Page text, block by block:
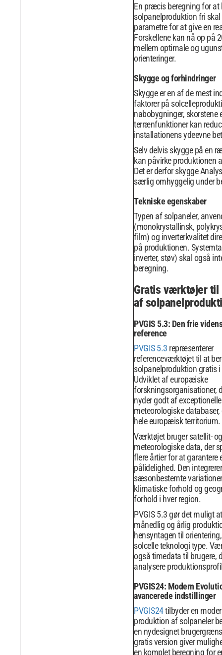
En præcis beregning for at
solpanelproduktion fri skal
parametre for at give en
Forskellene kan nå op på
mellem optimale og
orienteringer.
Skygge og forhindringer
Skygge er en af ​​de mest
faktorer på
nabobygninger, skorstene
terrænfunktioner kan
installationens ydeevne
Selv delvis skygge på en
kan påvirke produktionen
Det er derfor skygge
særlig omhyggelig under
Tekniske egenskaber
Typen af ​​solpaneler,
(monokrystallinsk,
film) og inverterkvalitet
på produktionen.
inverter, støv) skal også
beregning.
Gratis værktøjer til
af
PVGIS 5.3: Den frie
reference
PVGIS 5.3 repræsenterer
referenceværktøjet til at
solpanelproduktion gratis
Udviklet af europæiske
forskningsorganisationer,
nyder godt af exceptionelle
meteorologiske
hele europæisk territorium.
Værktøjet bruger satellit-
meteorologiske data, der
flere årtier for at garantere
pålidelighed. Den
sæsonbestemte
klimatiske forhold og
forhold i hver region.
PVGIS 5.3 gør det muligt
månedlig og årlig
hensyntagen til
solcelle teknologi type.
også timedata til brugere,
analysere
PVGIS24: Modern
avancerede indstillinger
PVGIS24tilbyder en
produktion af solpaneler
en nydesignet
gratis version giver
en komplet beregning for